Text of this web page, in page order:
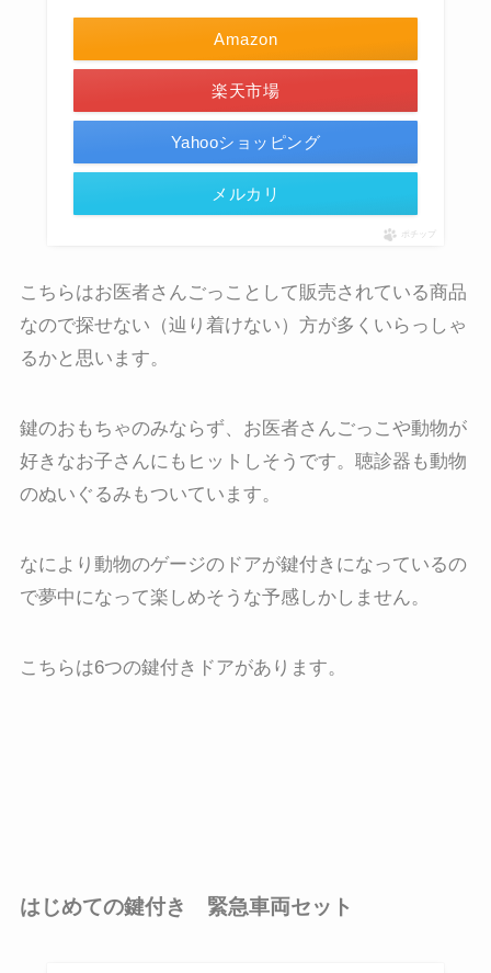
Amazon
楽天市場
Yahooショッピング
メルカリ
ポチップ
こちらはお医者さんごっことして販売されている商品
なので探せない（辿り着けない）方が多くいらっしゃ
るかと思います。
鍵のおもちゃのみならず、お医者さんごっこや動物が
好きなお子さんにもヒットしそうです。聴診器も動物
のぬいぐるみもついています。
なにより動物のゲージのドアが鍵付きになっているの
で夢中になって楽しめそうな予感しかしません。
こちらは6つの鍵付きドアがあります。
はじめての鍵付き 緊急車両セット